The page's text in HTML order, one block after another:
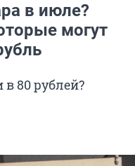
в июле?
могут
80 рублей?